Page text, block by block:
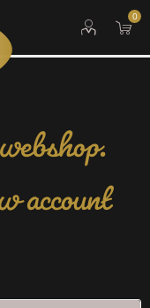
0